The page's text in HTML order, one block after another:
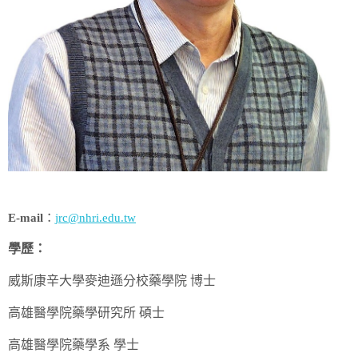
E-mail ： jrc@nhri.edu.tw
學歷：
威斯康辛大學麥迪遜分校藥學院 博士
高雄醫學院藥學研究所 碩士
高雄醫學院藥學系 學士